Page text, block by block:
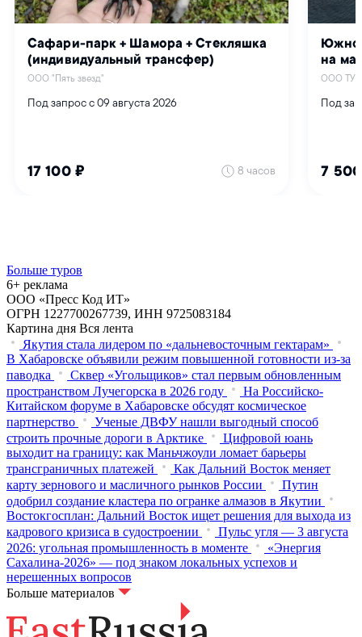
Больше туров
6+ реклама
ООО «Пресс Код ИТ»
ОГРН 1227700267739, ИНН 9725083184
Картина дня Вся лента
Якутия стала лидером по «дальневосточным гектарам»
В Хабаровске объявили режим повышенной готовности из‑за
паводка
Сквер «Угольщиков» стал первым обновленным
пространством Лучегорска в 2026 году
На Российско-
Китайском форуме в Хабаровске обсудят космическое
партнерство
Ученые ДВФУ нашли выгодный способ
строить прочные дороги в Арктике
Цифровой юань
выходит на границу: как Маньчжоули ломает барьеры
трансграничных платежей
Как Дальний Восток меняет
карту зернового и масличного рынков России
Путин
одобрил создание кластера по огранке алмазов в Якутии
Востокгосплан: Дальний Восток ищет решения для выхода из
кадрового кризиса в судостроении
Пульс угля — 3 августа
2026: угольная промышленность в моменте
«Энергия
Сахалина-2026» — под знаком локальных успехов и
нерешенных вопросов
Больше материалов